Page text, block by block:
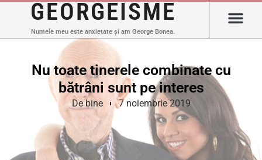
GEORGEISME
Numele meu este anxietate și am George Bonea.
Nu toate tinerele combinate cu
bătrâni sunt pe interes
De bine 7 noiembrie 2019